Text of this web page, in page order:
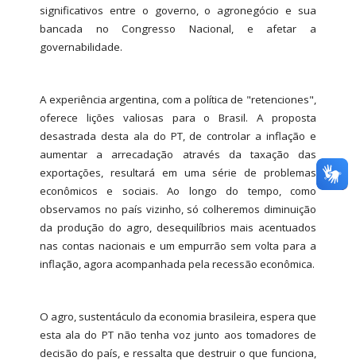
significativos entre o governo, o agronegócio e sua
bancada no Congresso Nacional, e afetar a
governabilidade.
A experiência argentina, com a política de "retenciones",
oferece lições valiosas para o Brasil. A proposta
desastrada desta ala do PT, de controlar a inflação e
aumentar a arrecadação através da taxação das
exportações, resultará em uma série de problemas
econômicos e sociais. Ao longo do tempo, como
observamos no país vizinho, só colheremos diminuição
da produção do agro, desequilíbrios mais acentuados
nas contas nacionais e um empurrão sem volta para a
inflação, agora acompanhada pela recessão econômica.
O agro, sustentáculo da economia brasileira, espera que
esta ala do PT não tenha voz junto aos tomadores de
decisão do país, e ressalta que destruir o que funciona,